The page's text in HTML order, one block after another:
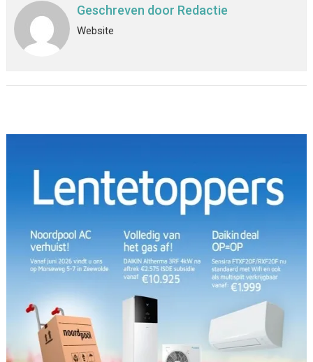
Geschreven door Redactie
Website